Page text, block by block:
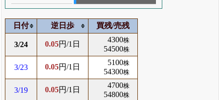
日付 逆日歩 買残/売残
3/24 0.05円/1日
4300株
54500株
3/23 0.05円/1日
5100株
54300株
3/19 0.05円/1日
4700株
54800株